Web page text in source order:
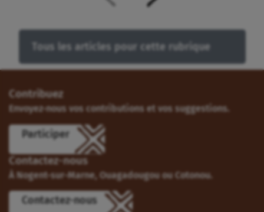
Tous les articles pour cette rubrique
Contribuez
Envoyez-nous vos contributions et vos suggestions.
Participer
Contactez-nous
À Nogent-sur-Marne, Ouagadougou ou Cotonou.
Contactez-nous